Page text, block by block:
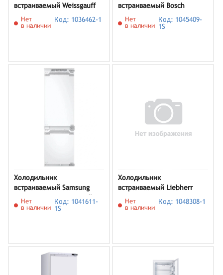
встраиваемый Weissgauff
WRKI 178 LowFrost
Нет
в наличии
Код: 1036462-1
встраиваемый Bosch
KIR81SDD0
Нет
в наличии
Код: 1045409-
1S
Холодильник
встраиваемый Samsung
BRB80F26ACF0EO, белый
Нет
в наличии
Код: 1041611-
1S
Холодильник
встраиваемый Liebherr
IRCBe 5121
Нет
в наличии
Код: 1048308-1